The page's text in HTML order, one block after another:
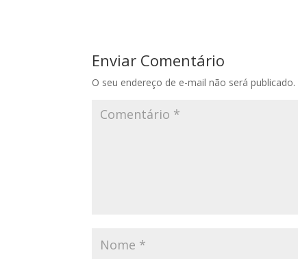
Enviar Comentário
O seu endereço de e-mail não será publicado.